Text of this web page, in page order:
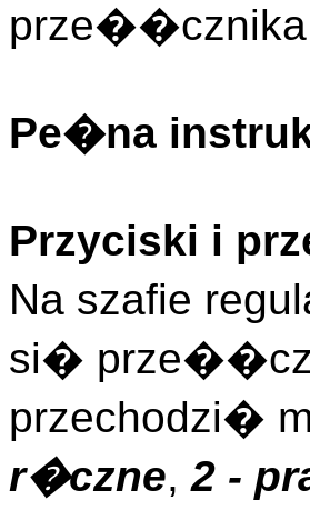
Pe�na
Przyciski i
Na szafie
si�
przechodzi�
r�czne,2 -